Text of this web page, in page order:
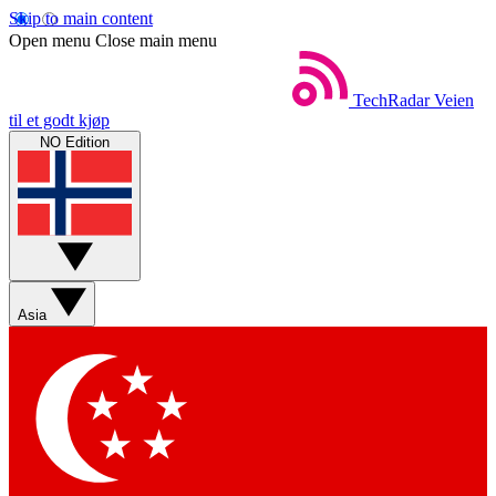
Skip to main content
Open menu Close main menu
TechRadar Veien
til et godt kjøp
NO Edition
Asia